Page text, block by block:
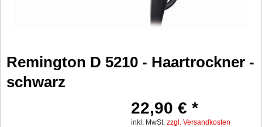
Remington D 5210 - Haartrockner -
schwarz
22,90 € *
inkl. MwSt. zzgl. Versandkosten